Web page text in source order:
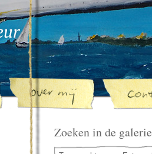
Zoeken in de galerie